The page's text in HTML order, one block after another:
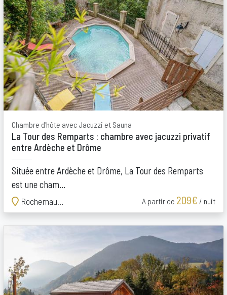
Chambre d'hôte avec Jacuzzi et Sauna
La Tour des Remparts : chambre avec jacuzzi privatif
entre Ardèche et Drôme
Située entre Ardèche et Drôme, La Tour des Remparts
est une cham...
Rochemaure
A partir de 209€ / nuit